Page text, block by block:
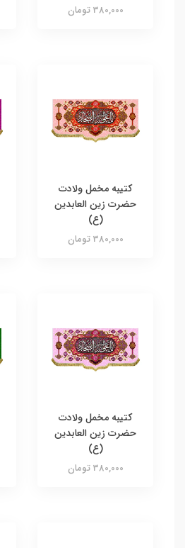
380,000 تومان
کتیبه مخمل ولادت
حضرت زین العابدین
(ع)
380,000 تومان
کتیبه مخمل ولادت
حضرت زین العابدین
(ع)
380,000 تومان